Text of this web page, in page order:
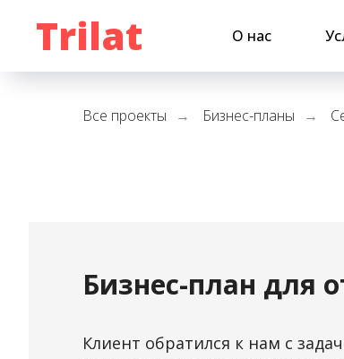
Trilat О нас
Все проекты → Бизнес-планы →
Бизнес-план для
Клиент обратился к нам с